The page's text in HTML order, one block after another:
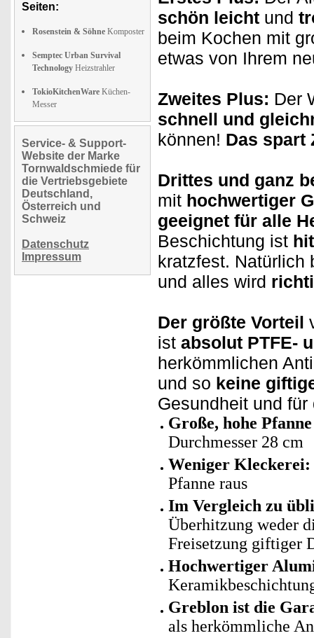
Seiten:
Rosenstein & Söhne Komposter
Semptec Urban Survival
Technology Heizstrahler
TokioKitchenWare Küchen-
Messer
Service- & Support-
Website der Marke
Tornwaldschmiede für
die Vertriebsgebiete
Deutschland,
Österreich und
Schweiz
Datenschutz
Impressum
schön leicht und
beim Kochen mit
etwas von Ihrem
Zweites Plus: Der
schnell und
können! Das spart
Drittes und ganz
mit hochwertiger
geeignet für alle
Beschichtung ist
kratzfest. Natürlich
und alles wird
Der größte Vorteil
ist absolut PTFE-
herkömmlichen
und so keine
Gesundheit und für
Große, hohe
Durchmesser 28 cm
Weniger Kleckerei:
Pfanne raus
Im Vergleich zu
Überhitzung weder
Freisetzung giftiger
Hochwertiger
Greblon ist die
als herkömmliche